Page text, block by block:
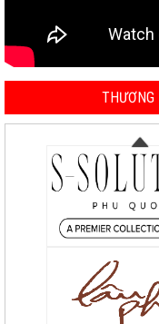
THƯƠNG